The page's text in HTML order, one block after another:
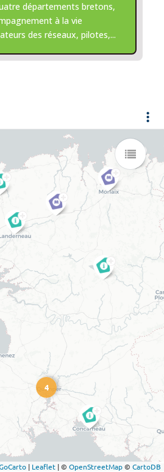
départements bretons,
à la vie
des réseaux, pilotes,...